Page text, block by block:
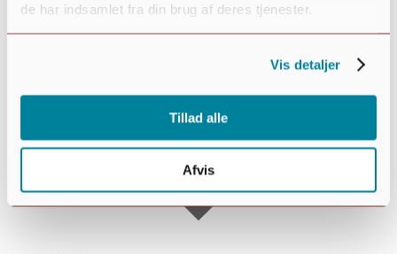
de har indsamlet fra din brug af deres tjenester.
Vis detaljer
Tillad alle
Afvis